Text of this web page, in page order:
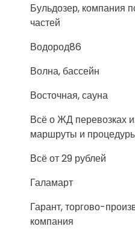
Бульдозер, компания
частей
Водород86
Волна, бассейн
Восточная, сауна
Всё о ЖД перевозках
маршруты и
Всё от 29 рублей
Галамарт
Гарант, торгово-
компания